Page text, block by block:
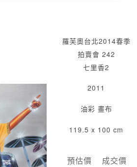
羅芙奧台北2014春季
拍賣會 242
七里香2
2011
油彩 畫布
119.5 x 100 cm
預估價 成交價